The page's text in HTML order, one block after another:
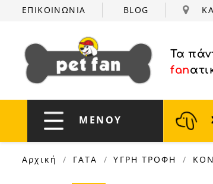
ΕΠΙΚΟΙΝΩΝΙΑ BLOG
Τα
fan
ΜΕΝΟΥ
Αρχική ΓΑΤΑ ΥΓΡΗ ΤΡΟΦΗ